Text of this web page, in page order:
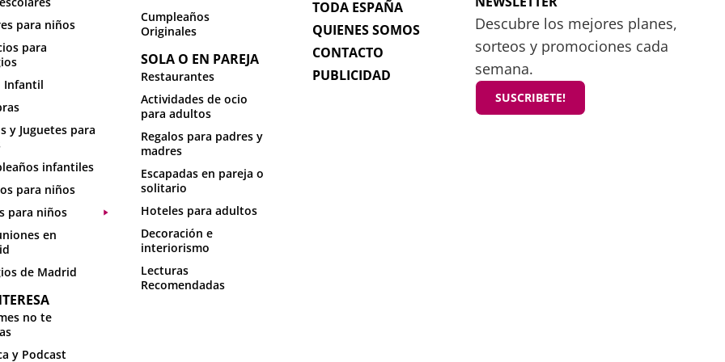
para niños
para
Infantil
y Juguetes para
infantiles
para niños
para niños
en
de Madrid
no te
y Podcast
Cumpleaños
Originales
SOLA O EN PAREJA
Restaurantes
Actividades de ocio
para adultos
Regalos para padres y
madres
Escapadas en pareja o
solitario
Hoteles para adultos
Decoración e
interiorismo
Lecturas
Recomendadas
TODA ESPAÑA
QUIENES SOMOS
CONTACTO
PUBLICIDAD
Descubre los mejores planes,
sorteos y promociones cada
semana.
SUSCRIBETE!